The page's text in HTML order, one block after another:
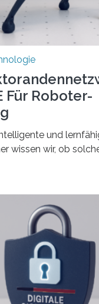
Neben
Für Roboter-
und
wissen wir, ob
ein neues Marie
dem 1. September
von vier Jahren
Rahmen von
beschäftigen –
ihre Umgebung
und häufig